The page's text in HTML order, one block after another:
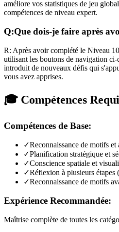
améliore vos statistiques de jeu
compétences de niveau expert.
Q:Que dois-je faire après
R: Après avoir complété le Niveau
utilisant les boutons de navigation
introduit de nouveaux défis qui
vous avez apprises.
🎓 Compétences
Compétences de Base:
✓Reconnaissance de motifs
✓Planification stratégique et
✓Conscience spatiale et
✓Réflexion à plusieurs étapes
✓Reconnaissance de motifs
Expérience Recommandée:
Maîtrise complète de toutes les